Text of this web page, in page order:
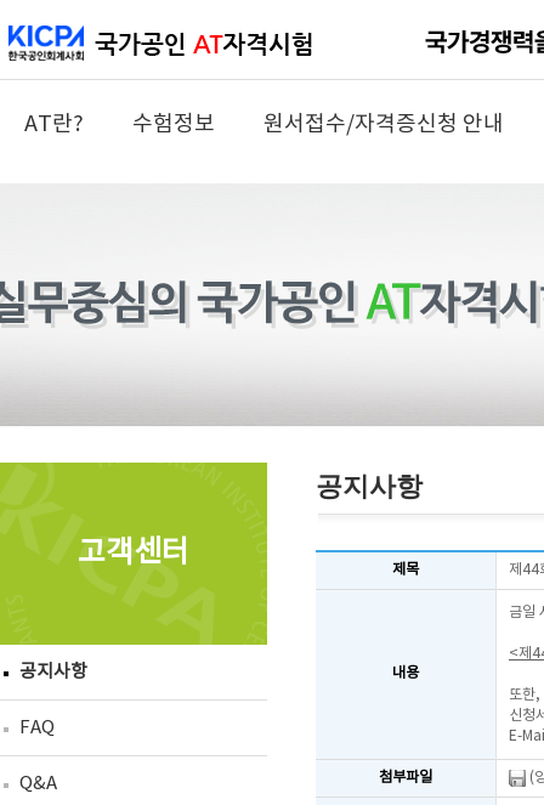
AT란? 수험정보 원서접수/자격증신청 안내
고객센터
공지사항
FAQ
Q&A
공지사항
제목 제44
내용
금일
<제
또한
신청
E-
첨부파일 (